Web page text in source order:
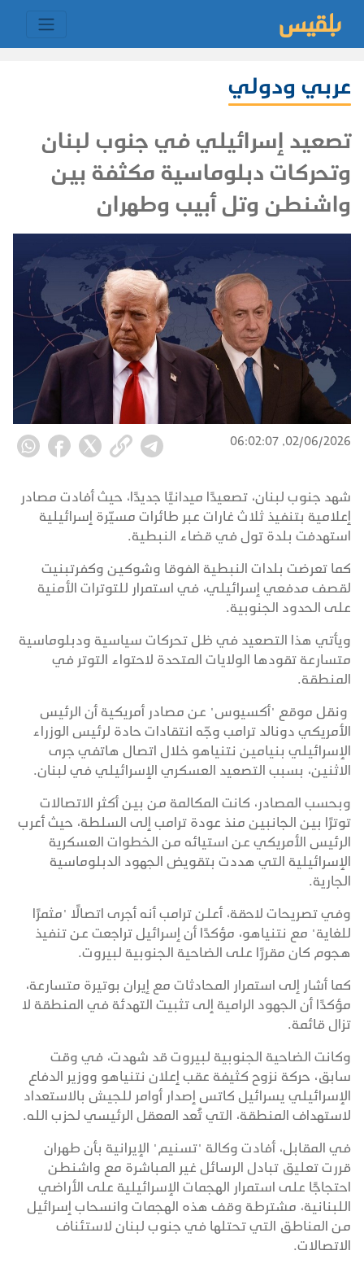
عربي ودولي
تصعيد إسرائيلي في جنوب لبنان
وتحركات دبلوماسية مكثفة بين
واشنطن وتل أبيب وطهران
02/06/2026, 06:02:07
شهد جنوب لبنان، تصعيدًا ميدانيًا جديدًا، حيث أفادت مصادر
إعلامية بتنفيذ ثلاث غارات عبر طائرات مسيّرة إسرائيلية
استهدفت بلدة تول في قضاء النبطية.
كما تعرضت بلدات النبطية الفوقا وشوكين وكفرتبنيت
لقصف مدفعي إسرائيلي، في استمرار للتوترات الأمنية
على الحدود الجنوبية.
ويأتي هذا التصعيد في ظل تحركات سياسية ودبلوماسية
متسارعة تقودها الولايات المتحدة لاحتواء التوتر في
المنطقة.
ونقل موقع "أكسيوس" عن مصادر أمريكية أن الرئيس
الأمريكي دونالد ترامب وجّه انتقادات حادة لرئيس الوزراء
الإسرائيلي بنيامين نتنياهو خلال اتصال هاتفي جرى
الاثنين، بسبب التصعيد العسكري الإسرائيلي في لبنان.
وبحسب المصادر، كانت المكالمة من بين أكثر الاتصالات
توترًا بين الجانبين منذ عودة ترامب إلى السلطة، حيث أعرب
الرئيس الأمريكي عن استيائه من الخطوات العسكرية
الإسرائيلية التي هددت بتقويض الجهود الدبلوماسية
الجارية.
وفي تصريحات لاحقة، أعلن ترامب أنه أجرى اتصالًا "مثمرًا
للغاية" مع نتنياهو، مؤكدًا أن إسرائيل تراجعت عن تنفيذ
هجوم كان مقررًا على الضاحية الجنوبية لبيروت.
كما أشار إلى استمرار المحادثات مع إيران بوتيرة متسارعة،
مؤكدًا أن الجهود الرامية إلى تثبيت التهدئة في المنطقة لا
تزال قائمة.
وكانت الضاحية الجنوبية لبيروت قد شهدت، في وقت
سابق، حركة نزوح كثيفة عقب إعلان نتنياهو ووزير الدفاع
الإسرائيلي يسرائيل كاتس إصدار أوامر للجيش بالاستعداد
لاستهداف المنطقة، التي تُعد المعقل الرئيسي لحزب الله.
في المقابل، أفادت وكالة "تسنيم" الإيرانية بأن طهران
قررت تعليق تبادل الرسائل غير المباشرة مع واشنطن
احتجاجًا على استمرار الهجمات الإسرائيلية على الأراضي
اللبنانية، مشترطة وقف هذه الهجمات وانسحاب إسرائيل
من المناطق التي تحتلها في جنوب لبنان لاستئناف
الاتصالات.